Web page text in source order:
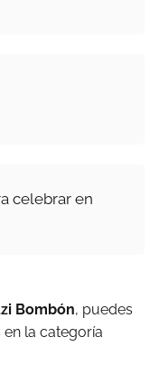
celebrar en
Bombón, puedes
la categoría